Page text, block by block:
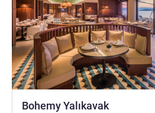
Bohemy Yalıkavak